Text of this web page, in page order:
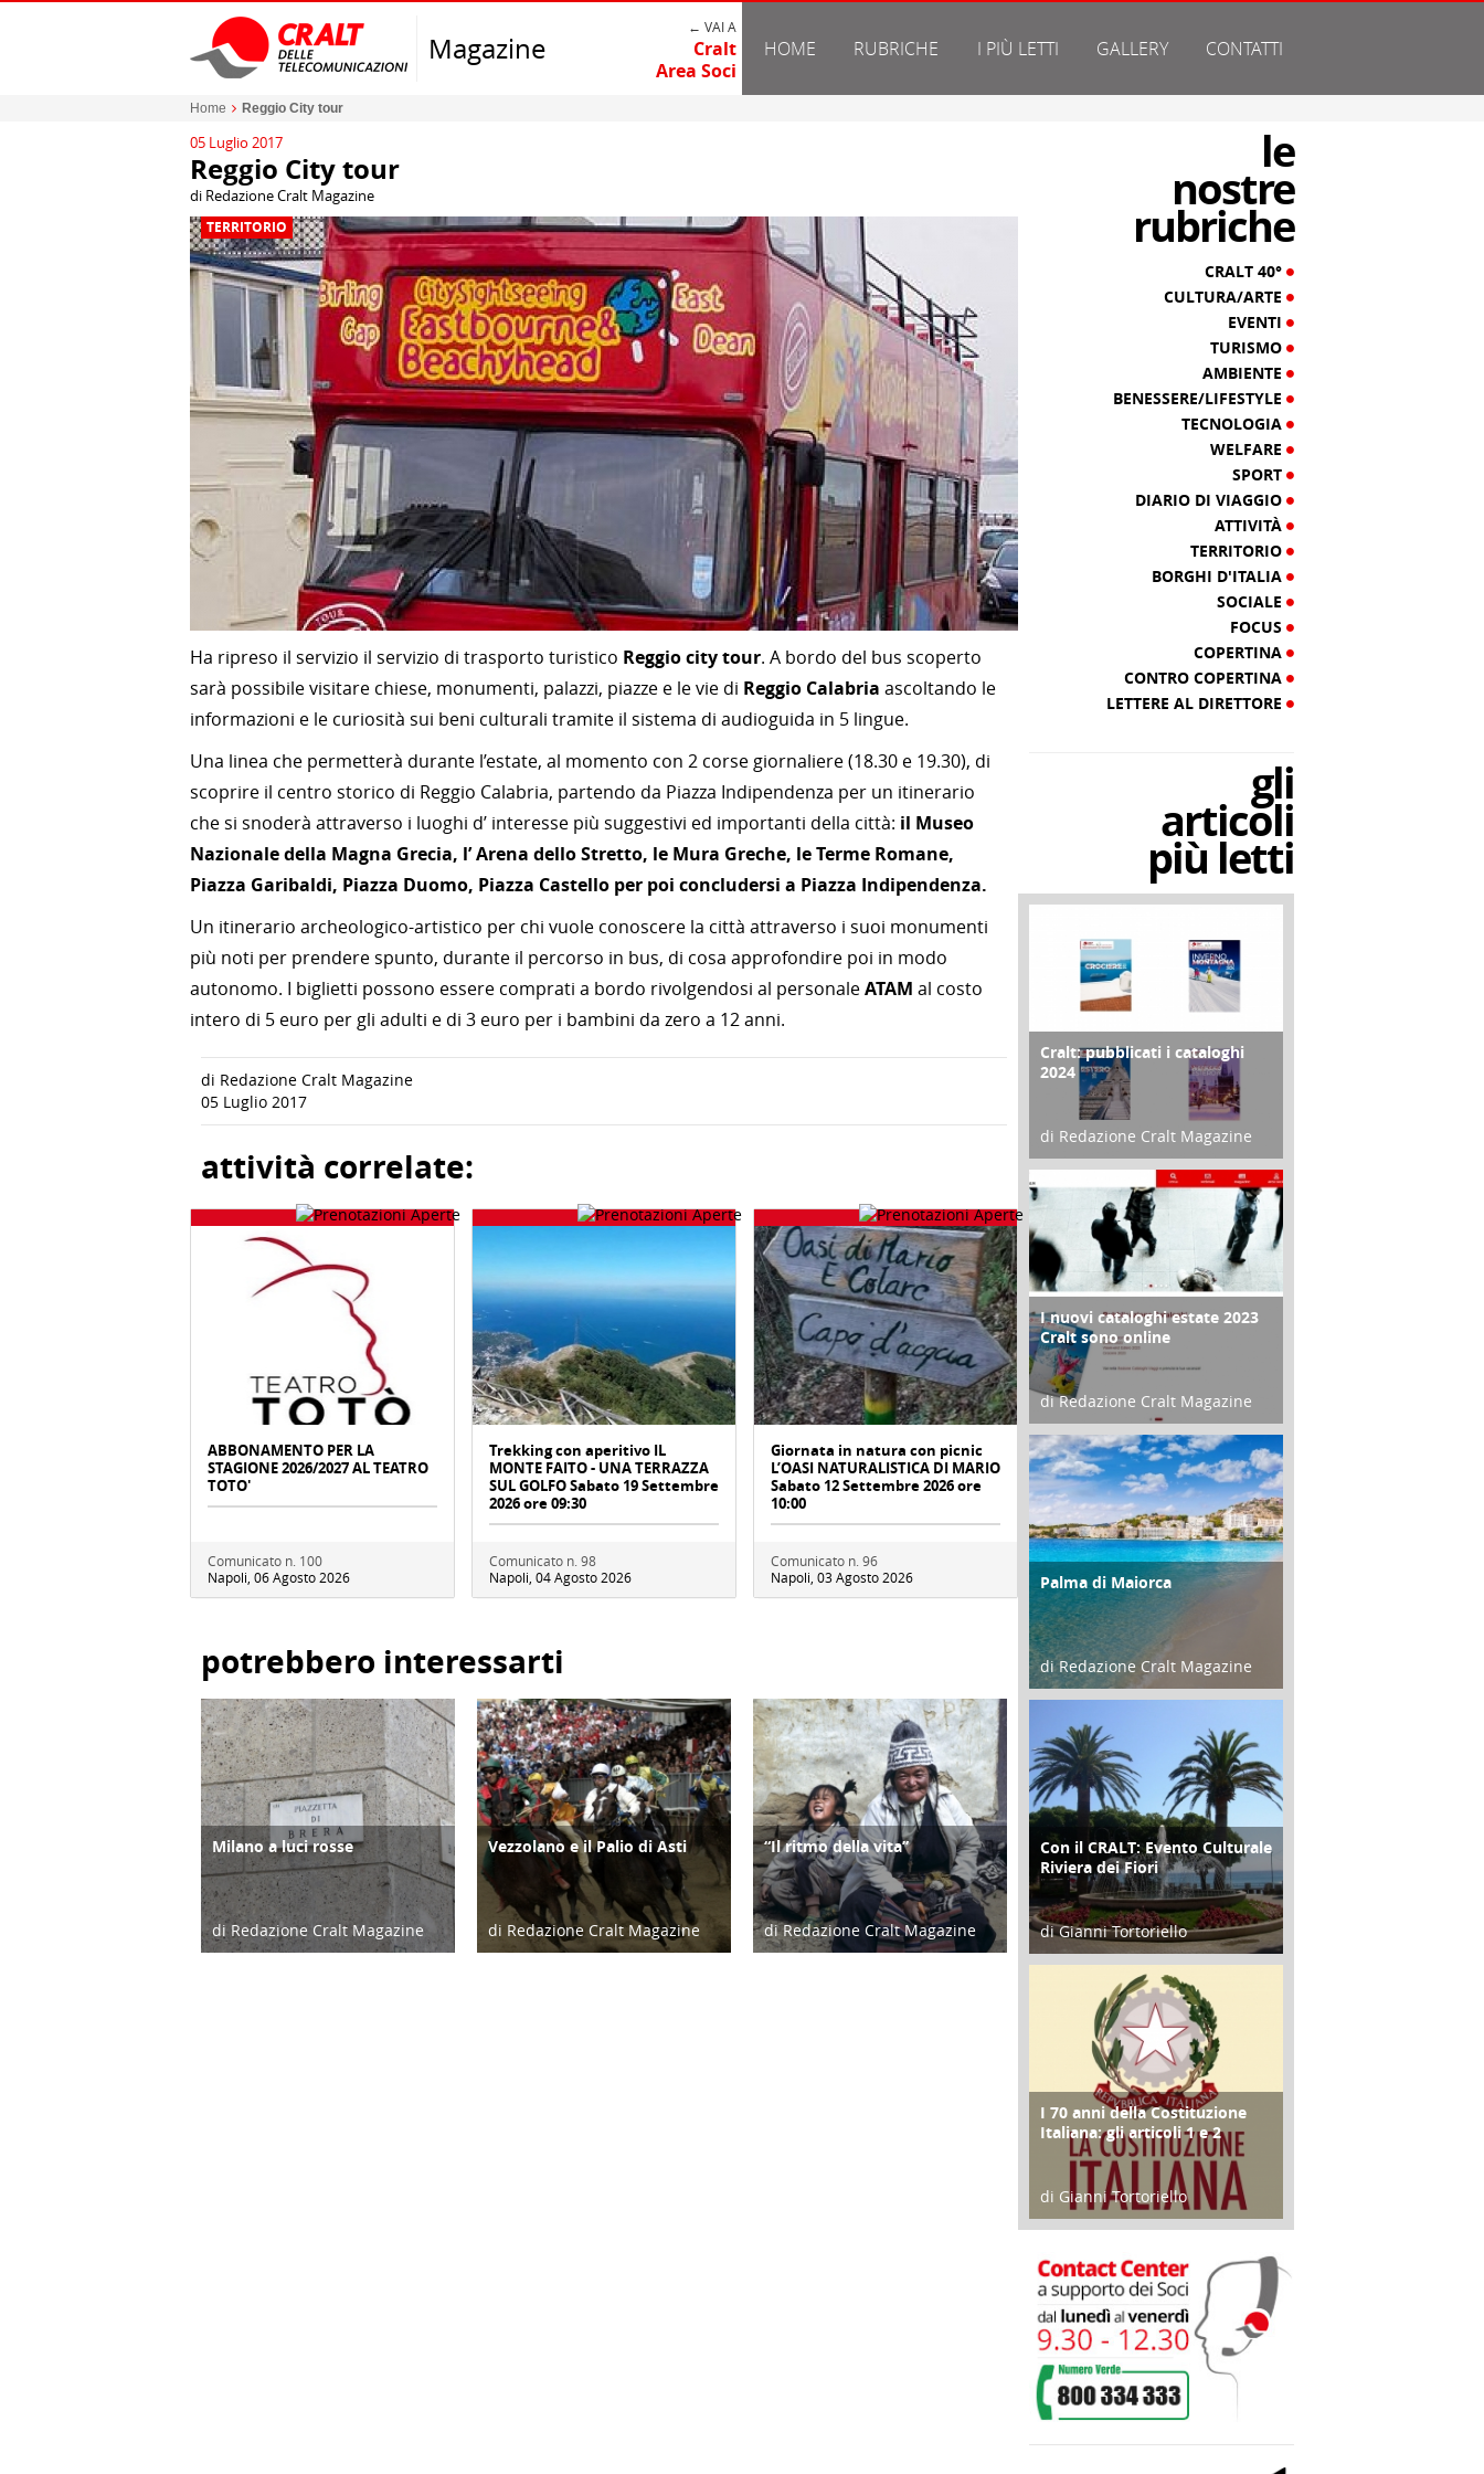
Magazine
← VAI A
Cralt
Area Soci
HOME RUBRICHE I PIÙ LETTI GALLERY CONTATTI
Home Reggio City tour
05 Luglio 2017
Reggio City tour
di Redazione Cralt Magazine
TERRITORIO
Ha ripreso il servizio il servizio di trasporto turistico Reggio city tour. A bordo del bus scoperto
sarà possibile visitare chiese, monumenti, palazzi, piazze e le vie di Reggio Calabria ascoltando le
informazioni e le curiosità sui beni culturali tramite il sistema di audioguida in 5 lingue.
Una linea che permetterà durante l’estate, al momento con 2 corse giornaliere (18.30 e 19.30), di
scoprire il centro storico di Reggio Calabria, partendo da Piazza Indipendenza per un itinerario
che si snoderà attraverso i luoghi d’ interesse più suggestivi ed importanti della città: il Museo
Nazionale della Magna Grecia, l’ Arena dello Stretto, le Mura Greche, le Terme Romane,
Piazza Garibaldi, Piazza Duomo, Piazza Castello per poi concludersi a Piazza Indipendenza.
Un itinerario archeologico-artistico per chi vuole conoscere la città attraverso i suoi monumenti
più noti per prendere spunto, durante il percorso in bus, di cosa approfondire poi in modo
autonomo. I biglietti possono essere comprati a bordo rivolgendosi al personaleATAM al costo
intero di 5 euro per gli adulti e di 3 euro per i bambini da zero a 12 anni.
di Redazione Cralt Magazine
05 Luglio 2017
attività correlate:
ABBONAMENTO PER LA
STAGIONE 2026/2027 AL TEATRO
TOTO'
Comunicato n. 100
Napoli, 06 Agosto 2026
Trekking con aperitivo IL
MONTE FAITO - UNA TERRAZZA
SUL GOLFO Sabato 19 Settembre
2026 ore 09:30
Comunicato n. 98
Napoli, 04 Agosto 2026
Giornata in natura con picnic
L’OASI NATURALISTICA DI MARIO
Sabato 12 Settembre 2026 ore
10:00
Comunicato n. 96
Napoli, 03 Agosto 2026
potrebbero interessarti
ATTIVITÀ
Milano a luci rosse
di Redazione Cralt Magazine
ATTIVITÀ
Vezzolano e il Palio di Asti
di Redazione Cralt Magazine
CULTURA/ARTE
“Il ritmo della vita”
di Redazione Cralt Magazine
le
nostre
rubriche
CRALT 40°
CULTURA/ARTE
EVENTI
TURISMO
AMBIENTE
BENESSERE/LIFESTYLE
TECNOLOGIA
WELFARE
SPORT
DIARIO DI VIAGGIO
ATTIVITÀ
TERRITORIO
BORGHI D'ITALIA
SOCIALE
FOCUS
COPERTINA
CONTRO COPERTINA
LETTERE AL DIRETTORE
gli
articoli
più letti
COPERTINA
Cralt: pubblicati i cataloghi
2024
di Redazione Cralt Magazine
21 Novembre 2023
CONTRO COPERTINA
I nuovi cataloghi estate 2023
Cralt sono online
di Redazione Cralt Magazine
07 Marzo 2023
ATTIVITÀ
Palma di Maiorca
di Redazione Cralt Magazine
25 Giugno 2016
ATTIVITÀ
Con il CRALT: Evento Culturale
Riviera dei Fiori
di Gianni Tortoriello
16 Febbraio 2018
FOCUS
I 70 anni della Costituzione
Italiana: gli articoli 1 e 2
di Gianni Tortoriello
17 Marzo 2018